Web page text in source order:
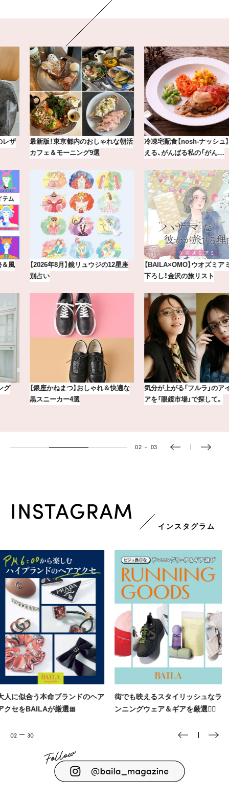
最新版！東京都内のおしゃれな朝活
カフェ＆モーニング9選
冷凍宅配食【nosh-ナッシュ】で叶
える、がんばる私の「がん…
【2026年8月】鏡リュウジの12星座
【BAILA×OMO】ウオズミアミ描き
下ろし！金沢の旅リスト
【銀座かねまつ】おしゃれ＆快適な
黒スニーカー4選
気分が上がる「フルラ」のアイウェ
アを「眼鏡市場」で探して。
03 － 03
INSTAGRAM
インスタグラム
街でも映えるスタイリッシュなラ
ンニングウェア＆ギアを厳選🏃‍♀️
MISAMOが登場💕ReFa新製品
ブランドビジョン発表会レポ📷️
03 30